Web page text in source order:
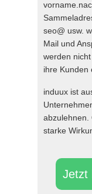
Jetzt
seo@ usw.
Mail und
werden
ihre Kunden
induux ist
abzulehnen.
starke